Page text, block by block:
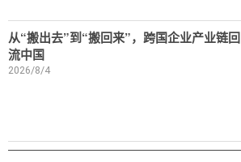
从“搬出去”到“搬回来”，跨国企业产业链回
流中国
2026/8/4